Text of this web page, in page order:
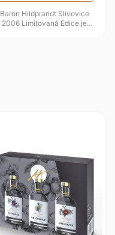
Baron Hildprandt Slivovice
2006 Limitovaná Edice je